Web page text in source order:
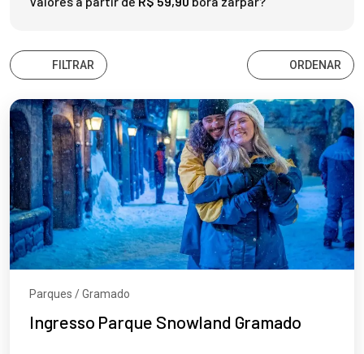
FILTRAR ORDENAR
Parques / Gramado
Ingresso Parque Snowland Gramado